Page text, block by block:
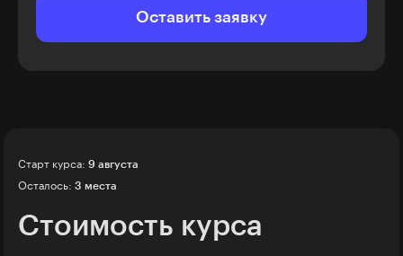
Оставить заявку
Старт курса: 9 августа
Осталось: 3 места
Стоимость курса